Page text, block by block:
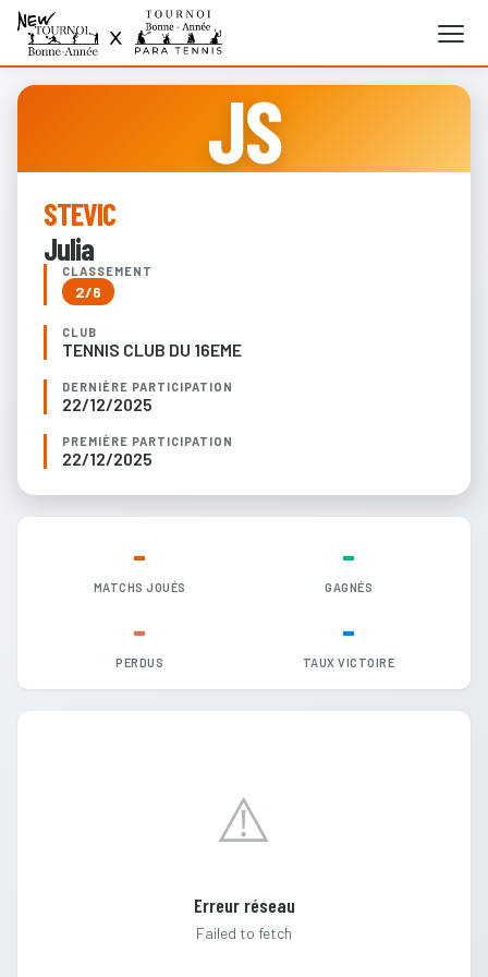
JS
STEVIC
Julia
CLASSEMENT
2/6
CLUB
TENNIS CLUB DU 16EME
DERNIÈRE PARTICIPATION
22/12/2025
PREMIÈRE PARTICIPATION
22/12/2025
-
MATCHS JOUÉS
-
GAGNÉS
-
PERDUS
-
TAUX VICTOIRE
⚠️
Erreur réseau
Failed to fetch